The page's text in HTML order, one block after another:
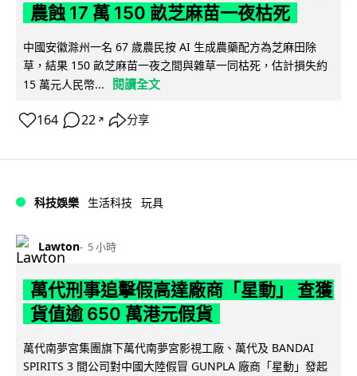
農蝕 17 萬 150 畝芝麻苗一夜枯死
中國安徽滁州一名 67 歲農民按 AI 生成農藥配方為芝麻田除
草，結果 150 畝芝麻苗一夜之間與雜草一同枯死，估計損失約
15 萬元人民幣...
閱讀全文
164 22 ↗ 分享
科技娛樂 生活科技 玩具
Lawton 5 小時
萬代刑事追擊假高達廠商「星動」 查獲
貨值逾 650 萬港元假貨
萬代南夢宮集團旗下萬代南夢宮影視工廠、萬代及 BANDAI
SPIRITS 3 間公司對中國大陸假冒 GUNPLA 廠商「星動」發起